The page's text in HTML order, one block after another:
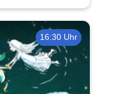
16:30 Uhr